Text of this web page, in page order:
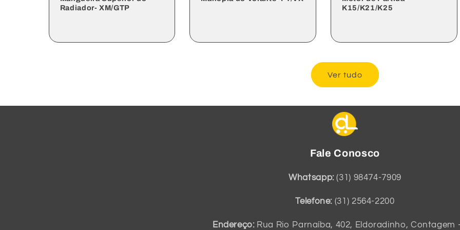
Radiador- XM/GTP
K15/K21/K25
Ver tudo
Fale Conosco
Whatsapp:(31) 98474-7909
Telefone: (31) 2564-2200
Endereço: Rua Rio Parnaíba, 402, Eldoradinho, Contagem